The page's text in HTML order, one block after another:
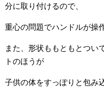
分に取り付けるので、
重心の問題でハンドルが操
また、形状ももともとつい
トのほうが
子供の体をすっぽりと包み